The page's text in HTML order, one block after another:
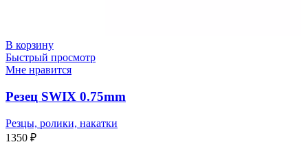
В корзину
Быстрый просмотр
Мне нравится
Резец SWIX 0.75mm
Резцы, ролики, накатки
1350 ₽